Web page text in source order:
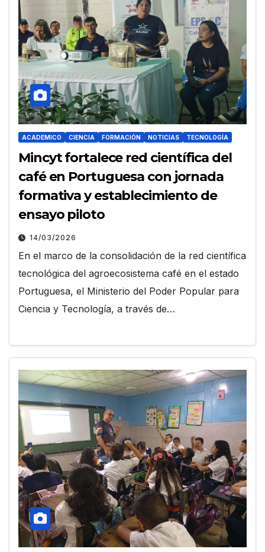
ACADEMICO CIENCIA FORMACIÓN NOTICIAS TECNOLOGÍA
Mincyt fortalece red científica del
café en Portuguesa con jornada
formativa y establecimiento de
ensayo piloto
14/03/2026
En el marco de la consolidación de la red científica
tecnológica del agroecosistema café en el estado
Portuguesa, el Ministerio del Poder Popular para
Ciencia y Tecnología, a través de…